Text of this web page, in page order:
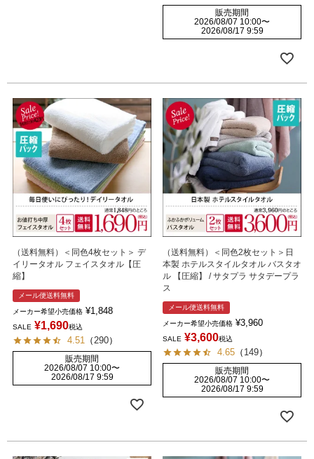
販売期間
2026/08/07 10:00〜
2026/08/17 9:59
（送料無料）＜同色4枚セット＞ デ
イリータオル フェイスタオル【圧
縮】
メール便送料無料
メーカー希望小売価格 ¥1,848
SALE ¥1,690税込
4.51 （290）
販売期間
2026/08/07 10:00〜
2026/08/17 9:59
（送料無料）＜同色2枚セット＞日
本製 ホテルスタイルタオル バスタオ
ル 【圧縮】 / サタプラ サタデープラ
ス
メール便送料無料
メーカー希望小売価格 ¥3,960
SALE ¥3,600税込
4.65 （ 149）
販売期間
2026/08/07 10:00〜
2026/08/17 9:59